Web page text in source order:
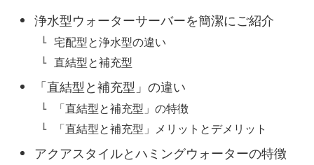
浄水型ウォーターサーバーを簡潔にご紹介
宅配型と浄水型の違い
直結型と補充型
「直結型と補充型」の違い
「直結型と補充型」の特徴
「直結型と補充型」メリットとデメリット
アクアスタイルとハミングウォーターの特徴